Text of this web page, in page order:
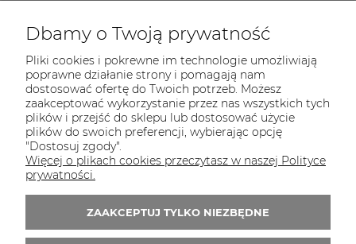
COULEUR CARAMEL
Zapraszamy do kontaktu od poniedziałku do
piątku w godzinach 8:00 - 16:00
Tel.:
512-985-884
E-mail:sklep@couleurcaramel.pl
Zapisz się do
Otrzymasz powiadomienia o promocjach i
nowościach...i odbierzesz kupon o wartości 10
zł na pierwsze zakupy!
Dbamy o Twoją prywatność
Pliki cookies i pokrewne im technologie umożliwiają
poprawne działanie strony i pomagają nam
dostosować ofertę do Twoich potrzeb. Możesz
zaakceptować wykorzystanie przez nas wszystkich tych
plików i przejść do sklepu lub dostosować użycie
plików do swoich preferencji, wybierając opcję
"Dostosuj zgody".
Więcej o plikach cookies przeczytasz w naszej Polityce
prywatności.
ZAAKCEPTUJ TYLKO NIEZBĘDNE